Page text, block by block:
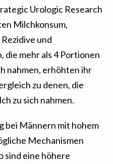
Urologic Research
Milchkonsum,
und
die mehr als 4 Portionen
nahmen, erhöhten ihr
zu denen, die
zu sich nahmen.
bei Männern mit hohem
Mechanismen
sind eine höhere